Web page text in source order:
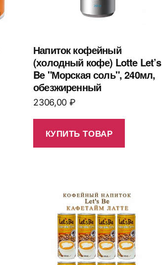
Напиток кофейный
(холодный кофе) Lotte Let’s
Be "Морская соль", 240мл,
обезжиренный
2306,00 ₽
КУПИТЬ ТОВАР